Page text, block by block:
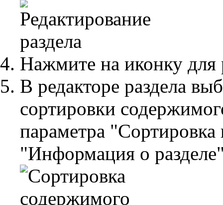
Нажмите на иконку для
В редакторе раздела
сортировки
параметра
"Информация о